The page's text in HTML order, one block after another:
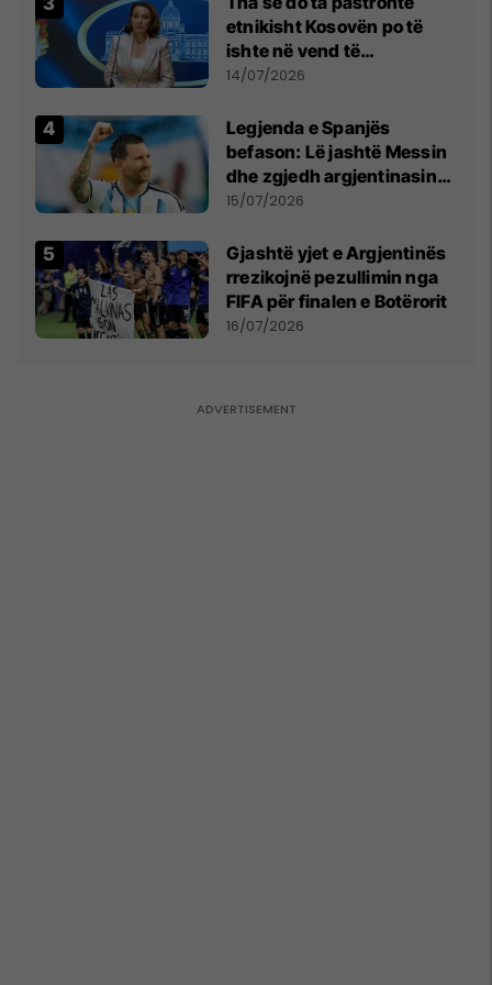
etnikisht Kosovën po të
ishte në vend të
Millosheviqit, Lëvizja e
kërkon shkarkimin e
menjëhershëm të
Snezhana Paunoviq
14/07/2026
Legjenda e Spanjës
befason: Lë jashtë Messin
dhe zgjedh argjentinasin
më të mirë në botë
15/07/2026
Gjashtë yjet e Argjentinës
rrezikojnë pezullimin nga
FIFA për finalen e Botërorit
16/07/2026